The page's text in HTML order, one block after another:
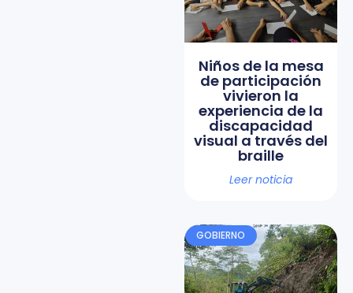
Niños de la mesa
de participación
vivieron la
experiencia de la
discapacidad
visual a través del
braille
Leer noticia
GOBIERNO